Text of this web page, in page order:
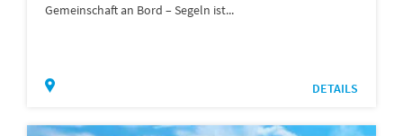
Gemeinschaft an Bord – Segeln ist...
DETAILS